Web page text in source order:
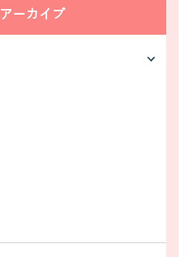
アーカイブ